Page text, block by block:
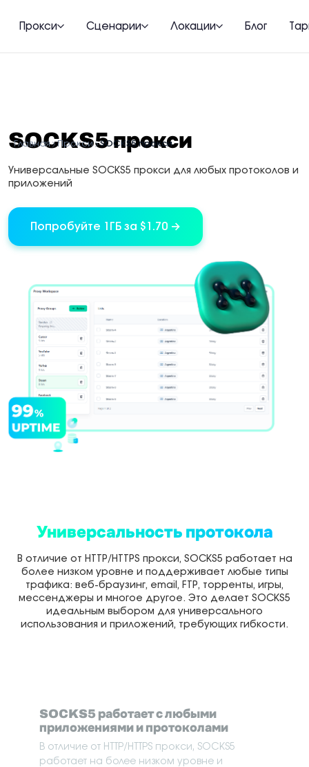
Прокси Сценарии Локации Блог
Главная Прокси SOCKS5 прокси
SOCKS5 прокси
Универсальные SOCKS5 прокси для любых протоколов и
приложений
Попробуйте 1ГБ за $1.70 →
Универсальность протокола
В отличие от HTTP/HTTPS прокси, SOCKS5 работает на
более низком уровне и поддерживает любые типы
трафика: веб-браузинг, email, FTP, торренты, игры,
мессенджеры и многое другое. Это делает SOCKS5
идеальным выбором для универсального
использования и приложений, требующих гибкости.
SOCKS5 работает с любыми
приложениями и протоколами
В отличие от HTTP/HTTPS прокси, SOCKS5
работает на более низком уровне и